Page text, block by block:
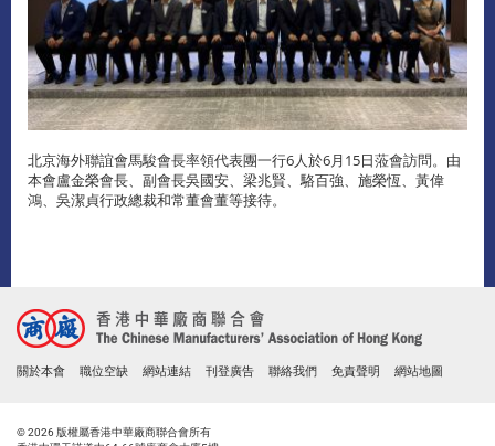
北京海外聯誼會馬駿會長率領代表團一行6人於6月15日蒞會訪問。由
本會盧金榮會長、副會長吳國安、梁兆賢、駱百強、施榮恆、黃偉
鴻、吳潔貞行政總裁和常董會董等接待。
關於本會 職位空缺 網站連結 刊登廣告 聯絡我們 免責聲明 網站地圖
© 2026 版權屬香港中華廠商聯合會所有